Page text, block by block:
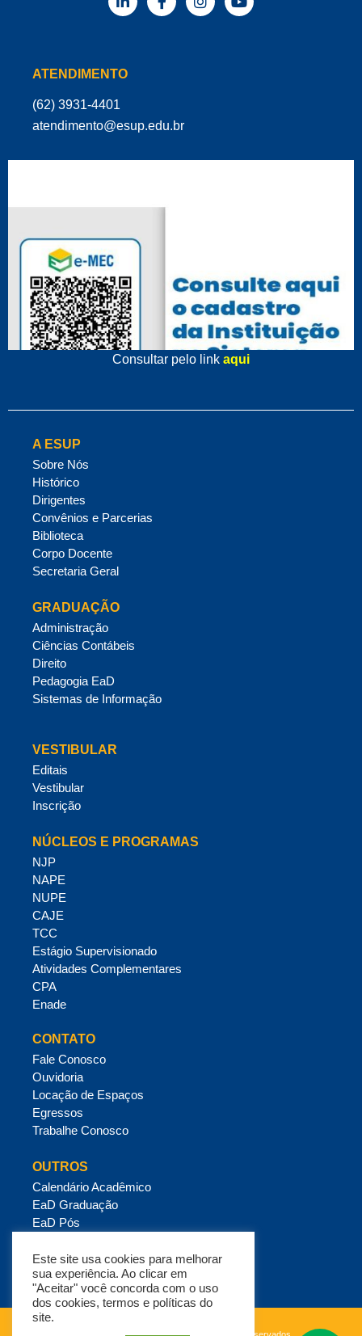
ATENDIMENTO
(62) 3931-4401
‌atendimento@esup.edu.br
Consultar pelo link aqui
A ESUP
Sobre Nós
Histórico
Dirigentes
Convênios e Parcerias
Biblioteca
Corpo Docente
Secretaria Geral
GRADUAÇÃO
Administração
Ciências Contábeis
Direito
Pedagogia EaD
Sistemas de Informação
VESTIBULAR
Editais
Vestibular
Inscrição
NÚCLEOS E PROGRAMAS
NJP
NAPE
NUPE
CAJE
TCC
Estágio Supervisionado
Atividades Complementares
CPA
Enade
CONTATO
Fale Conosco
Ouvidoria
Locação de Espaços
Egressos
Trabalhe Conosco
OUTROS
Calendário Acadêmico
EaD Graduação
EaD Pós
Política de Privacidade
Este site usa cookies para melhorar
sua experiência. Ao clicar em
"Aceitar" você concorda com o uso
dos cookies, termos e políticas do
site.